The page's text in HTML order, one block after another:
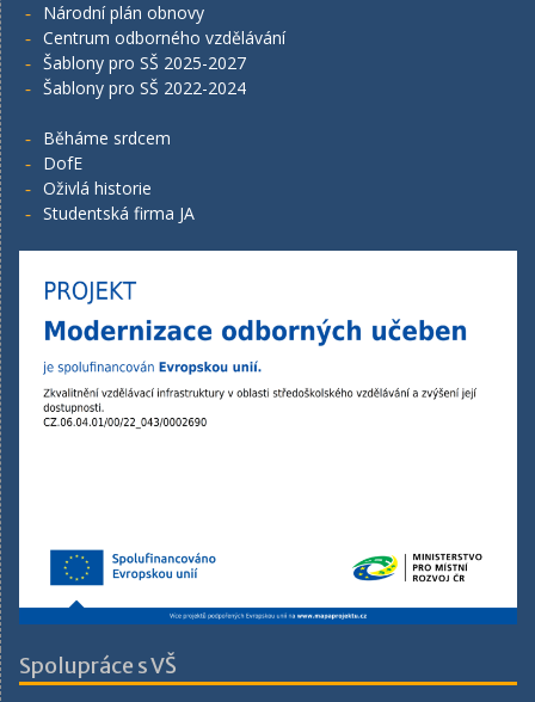
Národní plán obnovy
Centrum odborného vzdělávání
Šablony pro SŠ 2025-2027
Šablony pro SŠ 2022-2024
Běháme srdcem
DofE
Oživlá historie
Studentská firma JA
Spolupráce s VŠ